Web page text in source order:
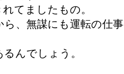
てましたもの。
、無謀にも運転の仕
んでしょう。